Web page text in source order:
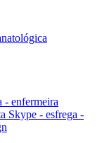
- enfermeira
Skype - esfrega -